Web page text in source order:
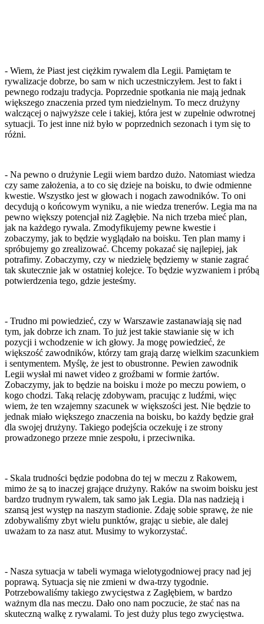
- Wiem, że Piast jest ciężkim rywalem dla Legii. Pamiętam te
rywalizacje dobrze, bo sam w nich uczestniczyłem. Jest to fakt i
pewnego rodzaju tradycja. Poprzednie spotkania nie mają jednak
większego znaczenia przed tym niedzielnym. To mecz drużyny
walczącej o najwyższe cele i takiej, która jest w zupełnie odwrotnej
sytuacji. To jest inne niż było w poprzednich sezonach i tym się to
różni.
- Na pewno o drużynie Legii wiem bardzo dużo. Natomiast wiedza
czy same założenia, a to co się dzieje na boisku, to dwie odmienne
kwestie. Wszystko jest w głowach i nogach zawodników. To oni
decydują o końcowym wyniku, a nie wiedza trenerów. Legia ma na
pewno większy potencjał niż Zagłębie. Na nich trzeba mieć plan,
jak na każdego rywala. Zmodyfikujemy pewne kwestie i
zobaczymy, jak to będzie wyglądało na boisku. Ten plan mamy i
spróbujemy go zrealizować. Chcemy pokazać się najlepiej, jak
potrafimy. Zobaczymy, czy w niedzielę będziemy w stanie zagrać
tak skutecznie jak w ostatniej kolejce. To będzie wyzwaniem i próbą
potwierdzenia tego, gdzie jesteśmy.
- Trudno mi powiedzieć, czy w Warszawie zastanawiają się nad
tym, jak dobrze ich znam. To już jest takie stawianie się w ich
pozycji i wchodzenie w ich głowy. Ja mogę powiedzieć, że
większość zawodników, którzy tam grają darzę wielkim szacunkiem
i sentymentem. Myślę, że jest to obustronne. Pewien zawodnik
Legii wysłał mi nawet video z groźbami w formie żartów.
Zobaczymy, jak to będzie na boisku i może po meczu powiem, o
kogo chodzi. Taką relację zdobywam, pracując z ludźmi, więc
wiem, że ten wzajemny szacunek w większości jest. Nie będzie to
jednak miało większego znaczenia na boisku, bo każdy będzie grał
dla swojej drużyny. Takiego podejścia oczekuję i ze strony
prowadzonego przeze mnie zespołu, i przeciwnika.
- Skala trudności będzie podobna do tej w meczu z Rakowem,
mimo że są to inaczej grające drużyny. Raków na swoim boisku jest
bardzo trudnym rywalem, tak samo jak Legia. Dla nas nadzieją i
szansą jest występ na naszym stadionie. Zdaję sobie sprawę, że nie
zdobywaliśmy zbyt wielu punktów, grając u siebie, ale dalej
uważam to za nasz atut. Musimy to wykorzystać.
- Nasza sytuacja w tabeli wymaga wielotygodniowej pracy nad jej
poprawą. Sytuacja się nie zmieni w dwa-trzy tygodnie.
Potrzebowaliśmy takiego zwycięstwa z Zagłębiem, w bardzo
ważnym dla nas meczu. Dało ono nam poczucie, że stać nas na
skuteczną walkę z rywalami. To jest duży plus tego zwycięstwa.